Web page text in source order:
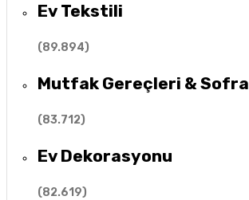
Ev Tekstili
(89.894)
Mutfak Gereçleri & Sofra
(83.712)
Ev Dekorasyonu
(82.619)